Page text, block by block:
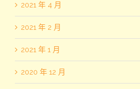
2021 年 4 月
2021 年 2 月
2021 年 1 月
2020 年 12 月